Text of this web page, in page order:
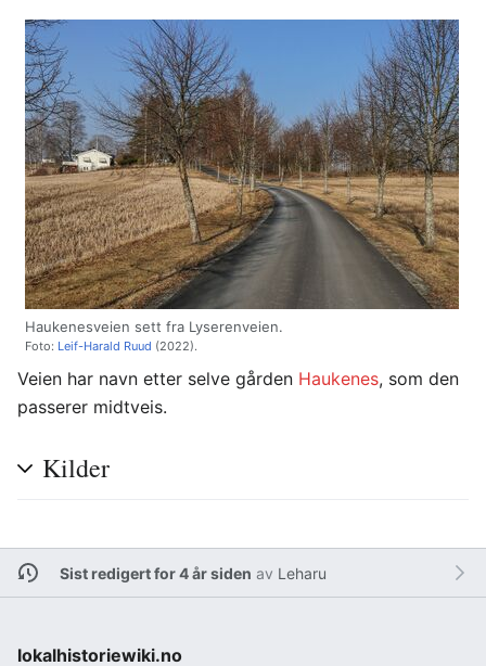
Haukenesveien sett fra Lyserenveien.
Foto: Leif-Harald Ruud (2022).
Veien har navn etter selve gården Haukenes, som den
passerer midtveis.
Kilder
Sist redigert for 4 år siden av Leharu
lokalhistoriewiki.no